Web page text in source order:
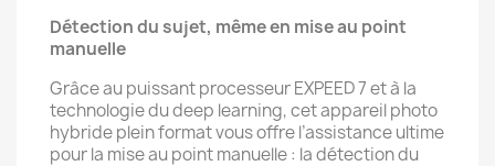
Détection du sujet, même en mise au point
manuelle
Grâce au puissant processeur EXPEED 7 et à la
technologie du deep learning, cet appareil photo
hybride plein format vous offre l’assistance ultime
pour la mise au point manuelle : la détection du